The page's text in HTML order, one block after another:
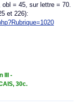
obl = 45, sur lettre = 70.
et 226):
III -
30c.